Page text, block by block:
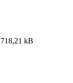
kB